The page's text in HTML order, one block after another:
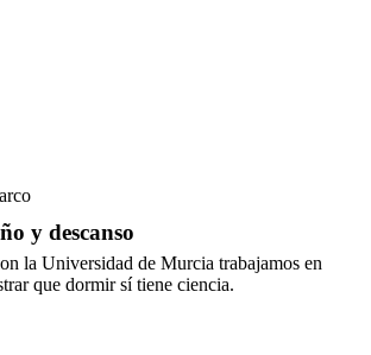
y descanso
la Universidad de Murcia trabajamos en
que dormir sí tiene ciencia.